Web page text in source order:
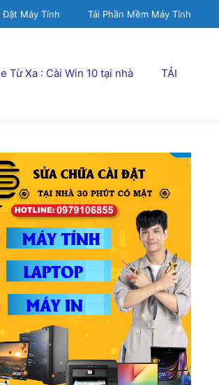
Đặt Máy Tính Tải Phần Mềm Máy Tính
Từ Xa : Cài Win 10 tại nhà TẢI